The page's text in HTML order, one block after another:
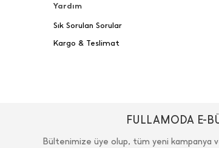
Yardım
Sık Sorulan Sorular
Kargo & Teslimat
FULLAMODA E-
Bültenimize üye olup, tüm yeni kampanya